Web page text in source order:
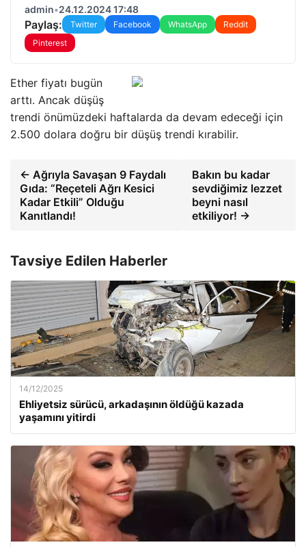
admin•24.12.2024 17:48
Paylaş: Twitter Facebook WhatsApp
Reddit
Pinterest
Ether fiyatı bugün
arttı. Ancak düşüş
trendi önümüzdeki haftalarda da devam edeceği için
2.500 dolara doğru bir düşüş trendi kırabilir.
← Ağrıyla Savaşan 9 Faydalı
Gıda: “Reçeteli Ağrı Kesici
Kadar Etkili” Olduğu
Kanıtlandı!
Bakın bu kadar
sevdiğimiz lezzet
beyni nasıl
etkiliyor! →
Tavsiye Edilen Haberler
14/12/2025
Ehliyetsiz sürücü, arkadaşının öldüğü kazada
yaşamını yitirdi